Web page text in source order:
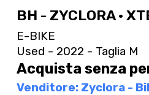
BH - ZYCLORA ·
E-BIKE
Used - 2022 - Taglia M
Acquista senza
Venditore: Zyclora -